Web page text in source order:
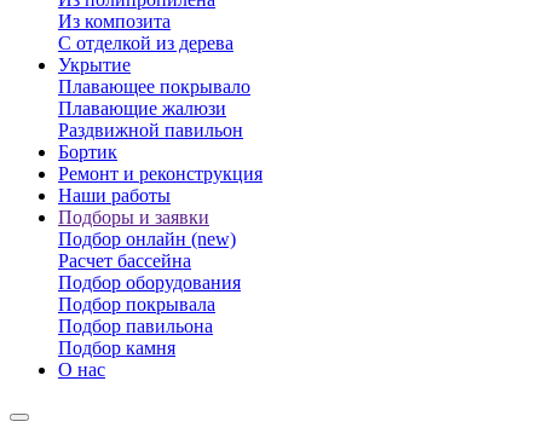
Из композита
С отделкой из дерева
Укрытие
Плавающее покрывало
Плавающие жалюзи
Раздвижной павильон
Бортик
Ремонт и реконструкция
Наши работы
Подборы и заявки
Подбор онлайн (new)
Расчет бассейна
Подбор оборудования
Подбор покрывала
Подбор павильона
Подбор камня
О нас